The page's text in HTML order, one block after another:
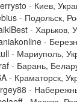
- Киев,
- Подольск,
- Харьков,
-
- Мариуполь,
- Барань,
- Краматорск,
-